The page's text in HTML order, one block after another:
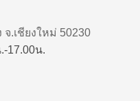
.เชียงใหม่ 50230
17.00น.